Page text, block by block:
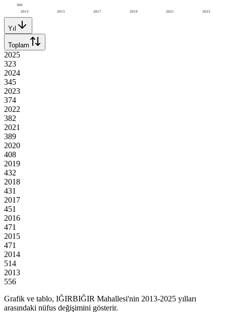
2013 2015 2017 2019 2021 2023
300
Yıl
Toplam
2025
323
2024
345
2023
374
2022
382
2021
389
2020
408
2019
432
2018
431
2017
451
2016
471
2015
471
2014
514
2013
556
Grafik ve tablo, IĞIRBIĞIR Mahallesi'nin 2013-2025 yılları
arasındaki nüfus değişimini gösterir.